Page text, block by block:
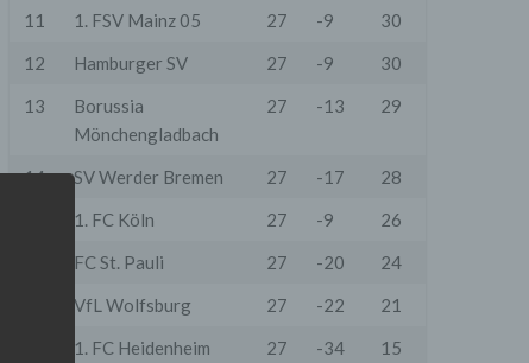
11
1. FSV Mainz 05 27 -9
30
12
Hamburger SV 27 -9
30
13
Borussia
Mönchengladbach
27 -13 29
14 SV Werder Bremen 27 -17
28
1. FC Köln 27 -9
26
FC St. Pauli 27 -20
24
VfL Wolfsburg 27 -22
21
1. FC Heidenheim
27 -34 15